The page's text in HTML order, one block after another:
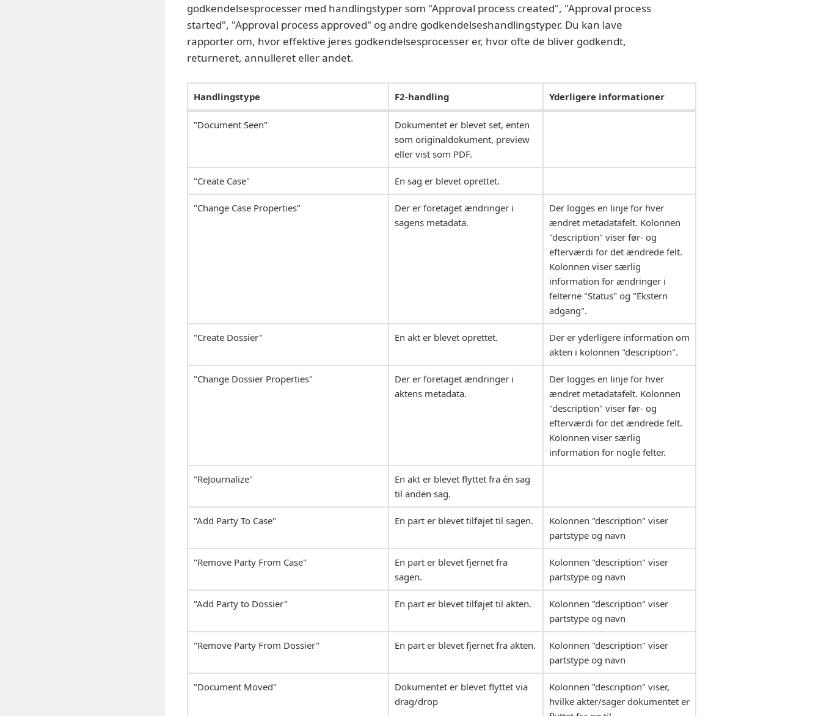
godkendelsesprocesser med handlingstyper som "Approval process created", "Approval process
started", "Approval process approved" og andre godkendelseshandlingstyper. Du kan lave
rapporter om, hvor effektive jeres godkendelsesprocesser er, hvor ofte de bliver godkendt,
returneret, annulleret eller andet.
Handlingstype F2-handling Yderligere informationer
"Document Seen"
Dokumentet er blevet set, enten
som originaldokument, preview
eller vist som PDF.
"Create Case" En sag er blevet oprettet.
"Change Case Properties"
Der er foretaget ændringer i
sagens metadata.
Der logges en linje for hver
ændret metadatafelt. Kolonnen
"description" viser før- og
efterværdi for det ændrede felt.
Kolonnen viser særlig
information for ændringer i
felterne "Status" og "Ekstern
adgang".
"Create Dossier" En akt er blevet oprettet.
Der er yderligere information om
akten i kolonnen "description".
"Change Dossier Properties"
Der er foretaget ændringer i
aktens metadata.
Der logges en linje for hver
ændret metadatafelt. Kolonnen
"description" viser før- og
efterværdi for det ændrede felt.
Kolonnen viser særlig
information for nogle felter.
"ReJournalize"
En akt er blevet flyttet fra én sag
til anden sag.
"Add Party To Case" En part er blevet tilføjet til sagen.
Kolonnen "description" viser
partstype og navn
"Remove Party From Case"
En part er blevet fjernet fra
sagen.
Kolonnen "description" viser
partstype og navn
"Add Party to Dossier" En part er blevet tilføjet til akten.
Kolonnen "description" viser
partstype og navn
"Remove Party From Dossier" En part er blevet fjernet fra akten.
Kolonnen "description" viser
partstype og navn
"Document Moved"
Dokumentet er blevet flyttet via
drag/drop
Kolonnen "description" viser,
hvilke akter/sager dokumentet er